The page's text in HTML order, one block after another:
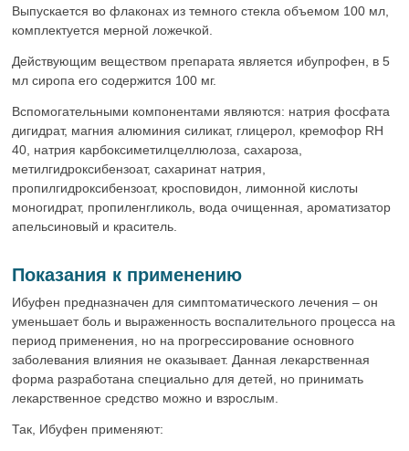
Выпускается во флаконах из темного стекла объемом 100 мл,
комплектуется мерной ложечкой.
Действующим веществом препарата является ибупрофен, в 5
мл сиропа его содержится 100 мг.
Вспомогательными компонентами являются: натрия фосфата
дигидрат, магния алюминия силикат, глицерол, кремофор RH
40, натрия карбоксиметилцеллюлоза, сахароза,
метилгидроксибензоат, сахаринат натрия,
пропилгидроксибензоат, кросповидон, лимонной кислоты
моногидрат, пропиленгликоль, вода очищенная, ароматизатор
апельсиновый и краситель.
Показания к применению
Ибуфен предназначен для симптоматического лечения – он
уменьшает боль и выраженность воспалительного процесса на
период применения, но на прогрессирование основного
заболевания влияния не оказывает. Данная лекарственная
форма разработана специально для детей, но принимать
лекарственное средство можно и взрослым.
Так, Ибуфен применяют: